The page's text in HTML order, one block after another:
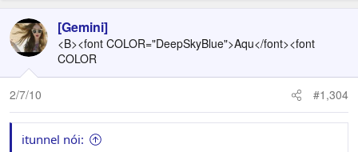
[Gemini]
<B><font COLOR="DeepSkyBlue">Aqu</font><font
COLOR
2/7/10 #1,304
itunnel nói: